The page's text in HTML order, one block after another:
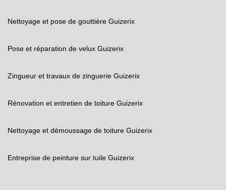
Nettoyage et pose de gouttière Guizerix
Pose et réparation de velux Guizerix
Zingueur et travaux de zinguerie Guizerix
Rénovation et entretien de toiture Guizerix
Nettoyage et démoussage de toiture Guizerix
Entreprise de peinture sur tuile Guizerix